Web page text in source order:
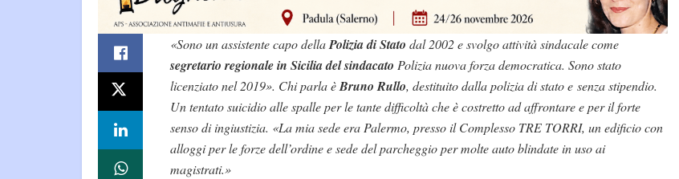
«Sono un assistente capo dellaPolizia di Stato dal 2002 e svolgo attività sindacale come
segretario regionale in Sicilia del sindacato Polizia nuova forza democratica. Sono stato
licenziato nel 2019». Chi parla èBruno Rullo, destituito dalla polizia di stato e senza stipendio.
Un tentato suicidio alle spalle per le tante difficoltà che è costretto ad affrontare e per il forte
senso di ingiustizia. «La mia sede era Palermo, presso il Complesso TRE TORRI, un edificio con
alloggi per le forze dell’ordine e sede del parcheggio per molte auto blindate in uso ai
magistrati.»